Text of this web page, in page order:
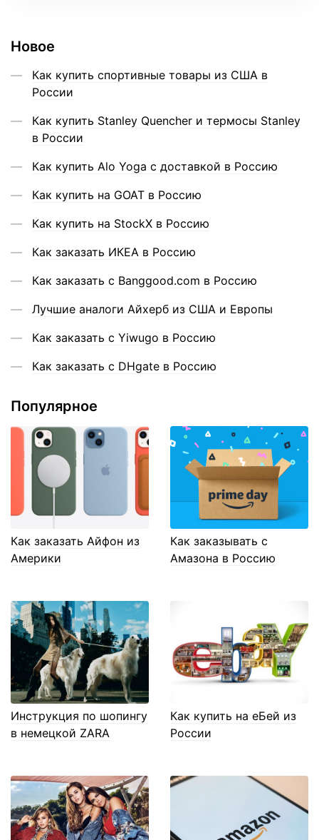
Новое
Как купить спортивные товары из США в
России
Как купить Stanley Quencher и термосы Stanley
в России
Как купить Alo Yoga с доставкой в Россию
Как купить на GOAT в Россию
Как купить на StockX в Россию
Как заказать ИКЕА в Россию
Как заказать с Banggood.com в Россию
Лучшие аналоги Айхерб из США и Европы
Как заказать с Yiwugo в Россию
Как заказать с DHgate в Россию
Популярное
Как заказать Айфон из
Америки
Как заказывать с
Амазона в Россию
Инструкция по шопингу
в немецкой ZARA
Как купить на еБей из
России